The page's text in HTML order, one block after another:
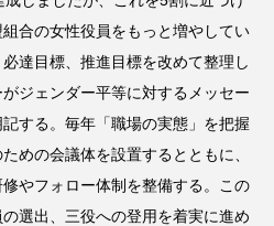
合の女性役員をもっと増やしてい
達目標、推進目標を改めて整理し
ジェンダー平等に対するメッセー
する。毎年「職場の実態」を把握
めの会議体を設置するとともに、
やフォロー体制を整備する。この
選出、三役への登用を着実に進め